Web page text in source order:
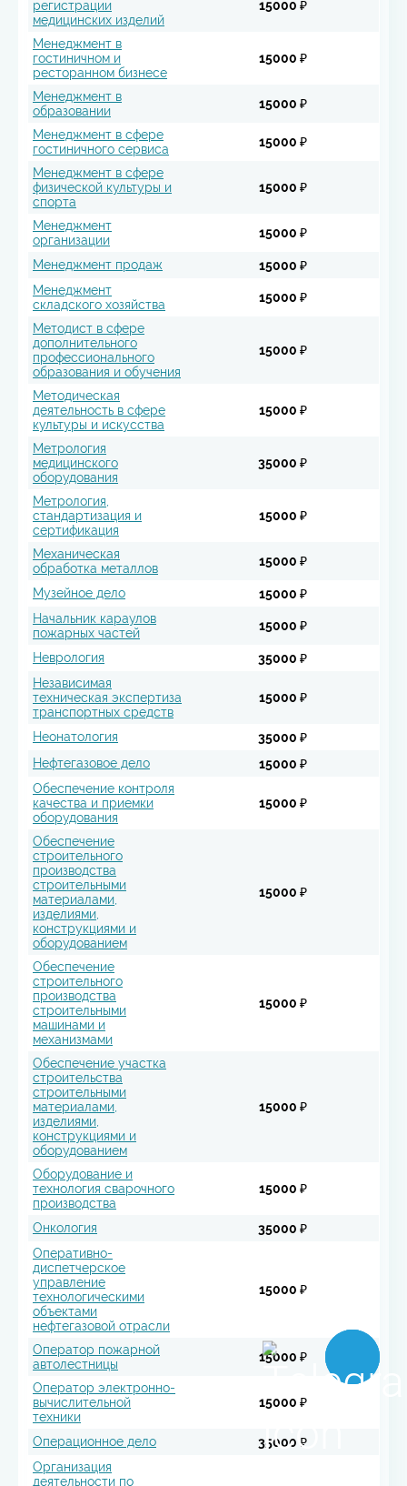
регистрации
медицинских изделий
15000 ₽
Менеджмент в
гостиничном и
ресторанном бизнесе
15000 ₽
Менеджмент в
образовании
15000 ₽
Менеджмент в сфере
гостиничного сервиса
15000 ₽
Менеджмент в сфере
физической культуры и
спорта
15000 ₽
Менеджмент
организации
15000 ₽
Менеджмент продаж
15000 ₽
Менеджмент
складского хозяйства
15000 ₽
Методист в сфере
дополнительного
профессионального
образования и обучения
15000 ₽
Методическая
деятельность в сфере
культуры и искусства
15000 ₽
Метрология
медицинского
оборудования
35000 ₽
Метрология,
стандартизация и
сертификация
15000 ₽
Механическая
обработка металлов
15000 ₽
Музейное дело
15000 ₽
Начальник караулов
пожарных частей
15000 ₽
Неврология
35000 ₽
Независимая
техническая экспертиза
транспортных средств
15000 ₽
Неонатология
35000 ₽
Нефтегазовое дело
15000 ₽
Обеспечение контроля
качества и приемки
оборудования
15000 ₽
Обеспечение
строительного
производства
строительными
материалами,
изделиями,
конструкциями и
оборудованием
15000 ₽
Обеспечение
строительного
производства
строительными
машинами и
механизмами
15000 ₽
Обеспечение участка
строительства
строительными
материалами,
изделиями,
конструкциями и
оборудованием
15000 ₽
Оборудование и
технология сварочного
производства
15000 ₽
Онкология
35000 ₽
Оперативно-
диспетчерское
управление
технологическими
объектами
нефтегазовой отрасли
15000 ₽
Оператор пожарной
автолестницы
15000 ₽
Оператор электронно-
вычислительной
техники
15000 ₽
Операционное дело
35000 ₽
Организация
деятельности по